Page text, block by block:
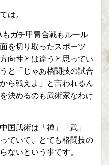
は。
もガチ甲冑合戦もルール
を切り取ったスポーツ
向性とは違うと思ってい
と「じゃあ格闘技の試合
ら戦えよ」と言われるん
決めるのも武術家なわけ
国武術は「禅」「武」
ていて、とても格闘技の
ないという事です。